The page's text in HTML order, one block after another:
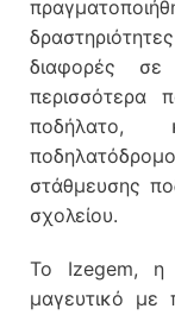
διαφορές
περισσότερα
ποδήλατο,
στάθμευσης
σχολείου.
Το Izegem, η
μαγευτικό με